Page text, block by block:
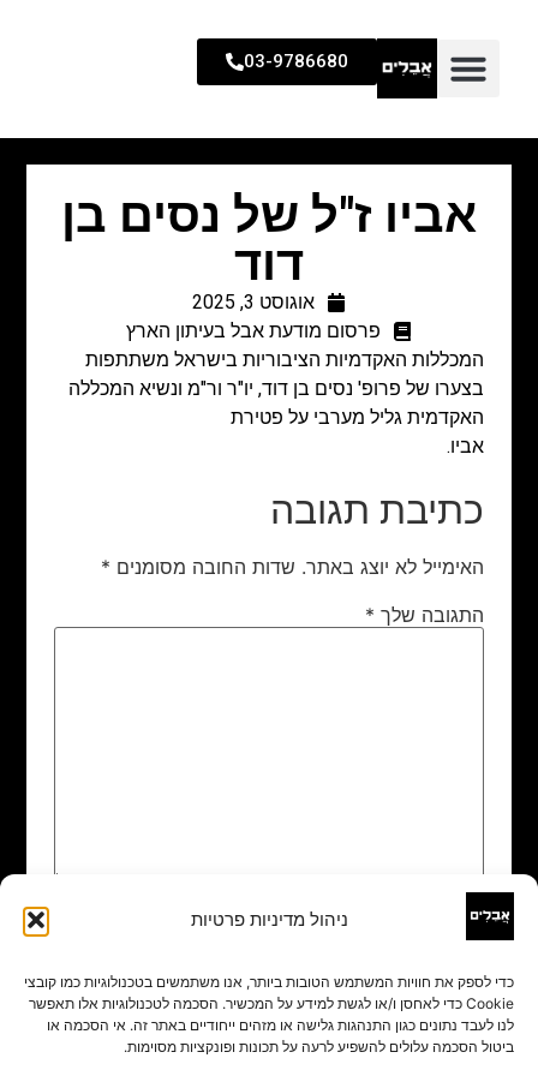
ניהול מדיניות פרטיות
כדי לספק את חוויות המשתמש הטובות ביותר, אנו משתמשים בטכנולוגיות כמו קובצי
Cookie כדי לאחסן ו/או לגשת למידע על המכשיר. הסכמה לטכנולוגיות אלו תאפשר
לנו לעבד נתונים כגון התנהגות גלישה או מזהים ייחודיים באתר זה. אי הסכמה או
ביטול הסכמה עלולים להשפיע לרעה על תכונות ופונקציות מסוימות.
03-9786680
אביו ז"ל של נסים בן
דוד
אוגוסט 3, 2025
פרסום מודעת אבל בעיתון הארץ
המכללות האקדמיות הציבוריות בישראל משתתפות
בצערו של פרופ' נסים בן דוד, יו"ר ור"מ ונשיא המכללה
האקדמית גליל מערבי על פטירת
אביו.
כתיבת תגובה
האימייל לא יוצג באתר. שדות החובה מסומנים *
התגובה שלך *
שם
אימייל*